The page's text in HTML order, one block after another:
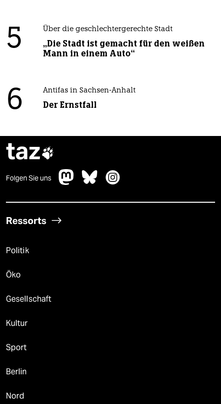
5 Über die geschlechtergerechte Stadt
„Die Stadt ist gemacht für den weißen
Mann in einem Auto“
6 Antifas in Sachsen-Anhalt
Der Ernstfall
taz
Folgen Sie uns
Ressorts
Politik
Öko
Gesellschaft
Kultur
Sport
Berlin
Nord